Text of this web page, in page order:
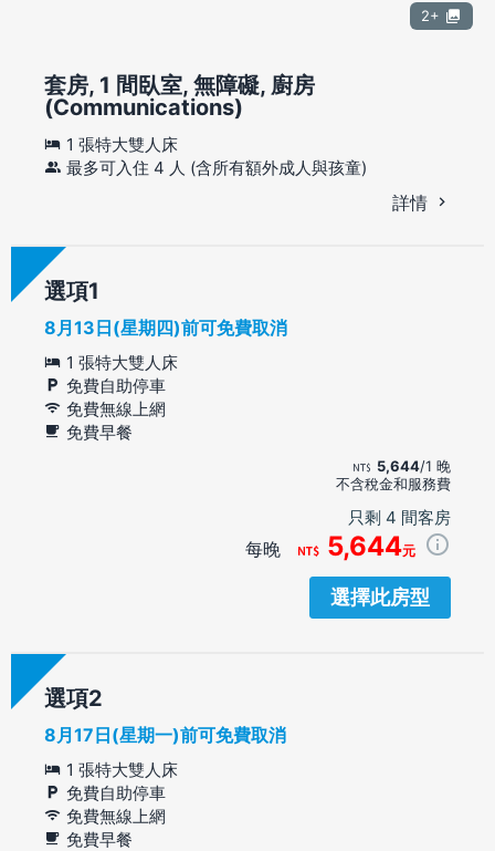
2+
套房, 1 間臥室, 無障礙, 廚房
(Communications)
1 張特大雙人床
最多可入住 4 人 (含所有額外成人與孩童)
詳情
選項
8月13日(星期四)前可免費取消
1 張特大雙人床
免費自助停車
免費無線上網
免費早餐
5,644/1 晚
不含稅金和服務費
只剩 4 間客房
每晚 5,644元
選擇此房型
選項
8月17日(星期一)前可免費取消
1 張特大雙人床
免費自助停車
免費無線上網
免費早餐